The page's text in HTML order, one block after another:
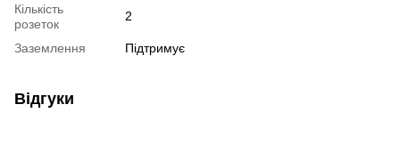
Кількість
розеток
2
Заземлення Підтримує
Відгуки